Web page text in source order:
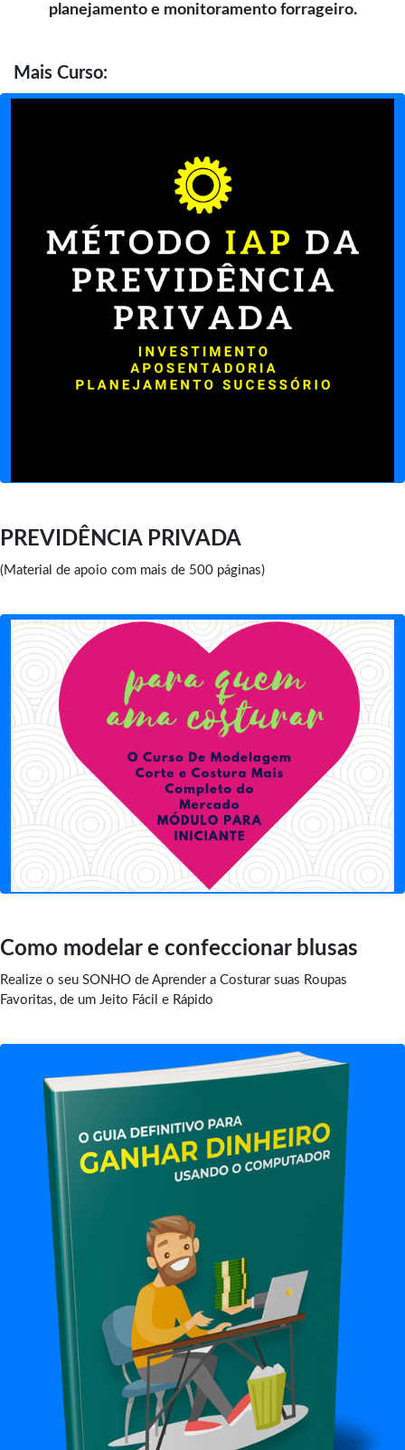
planejamento e monitoramento forrageiro.
Mais Curso:
PREVIDÊNCIA PRIVADA
(Material de apoio com mais de 500 páginas)
Como modelar e confeccionar blusas
Realize o seu SONHO de Aprender a Costurar suas Roupas
Favoritas, de um Jeito Fácil e Rápido